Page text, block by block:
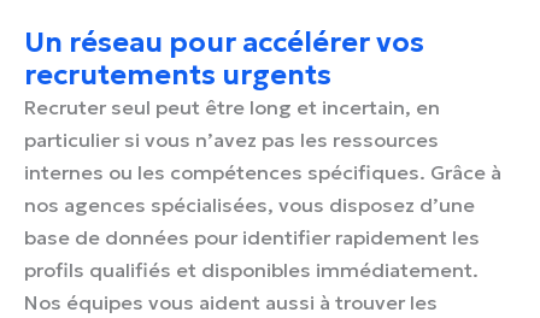
Un réseau pour accélérer vos
recrutements urgents
Recruter seul peut être long et incertain, en
particulier si vous n’avez pas les ressources
internes ou les compétences spécifiques. Grâce à
nos agences spécialisées, vous disposez d’une
base de données pour identifier rapidement les
profils qualifiés et disponibles immédiatement.
Nos équipes vous aident aussi à trouver les